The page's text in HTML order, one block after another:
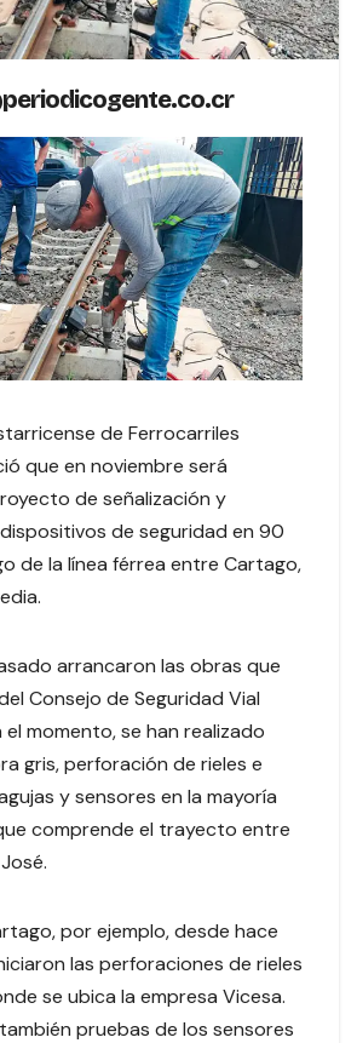
de Ferrocarriles
que en noviembre será
de señalización y
de seguridad en 90
de la línea férrea entre Cartago,
arrancaron las obras que
Consejo de Seguridad Vial
el momento, se han realizado
gris, perforación de rieles e
y sensores en la mayoría
comprende el trayecto entre
por ejemplo, desde hace
las perforaciones de rieles
se ubica la empresa Vicesa.
pruebas de los sensores